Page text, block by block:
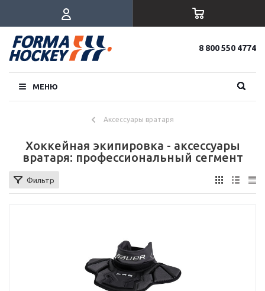
8 800 550 4774
МЕНЮ
Аксессуары вратаря
Хоккейная экипировка - аксессуары
вратаря: профессиональный сегмент
Фильтр